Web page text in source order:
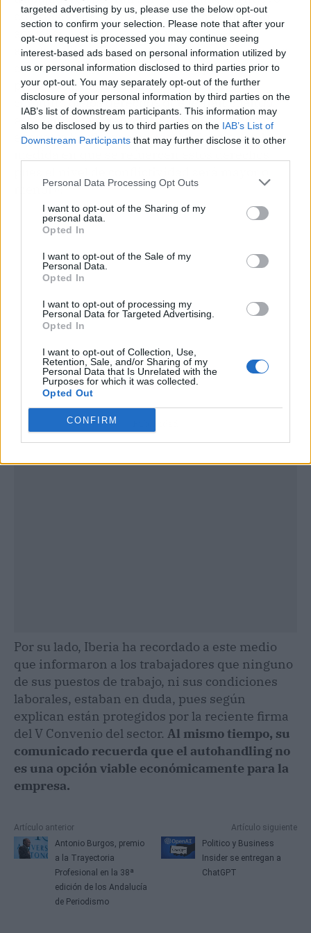
targeted advertising by us, please use the below opt-out
section to confirm your selection. Please note that after your
opt-out request is processed you may continue seeing
interest-based ads based on personal information utilized by
us or personal information disclosed to third parties prior to
your opt-out. You may separately opt-out of the further
disclosure of your personal information by third parties on the
IAB’s list of downstream participants. This information may
also be disclosed by us to third parties on the IAB’s List of
Downstream Participants that may further disclose it to other
Personal Data Processing Opt Outs
I want to opt-out of the Sharing of my
personal data.
Opted In
I want to opt-out of the Sale of my
Personal Data.
Opted In
I want to opt-out of processing my
Personal Data for Targeted Advertising.
Opted In
I want to opt-out of Collection, Use,
Retention, Sale, and/or Sharing of my
Personal Data that Is Unrelated with the
Purposes for which it was collected.
Opted Out
CONFIRM
adjudicatario o mantenerse en la compañía
actual si la misma decide practicar el
autohandling. Es en este contexto en el que los
actuales trabajadores de Iberia quieren «un
proceso de negociación que garantice el
conjunto de los derechos que tenían cuando
estaban en las plantillas de Iberia», según ha
expuesto Sordo, que ha recalcado que «en la
menor».
Por su lado, Iberia ha recordado a este medio
que informaron a los trabajadores que ninguno
de sus puestos de trabajo, ni sus condiciones
laborales, estaban en duda, pues según
explican están protegidos por la reciente firma
del V Convenio del sector. Al mismo tiempo, su
comunicado recuerda que el autohandling no
es una opción viable económicamente para la
empresa.
Artículo anterior
Antonio Burgos, premio
a la Trayectoria
Profesional en la 38ª
edición de los Andalucía
de Periodismo
Artículo siguiente
Politico y Business
Insider se entregan a
ChatGPT